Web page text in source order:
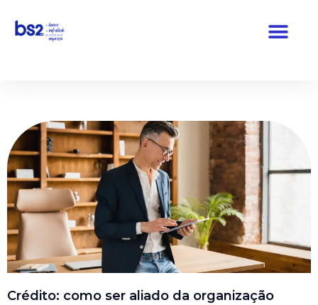
Pular
Crédito: como ser aliado da organização